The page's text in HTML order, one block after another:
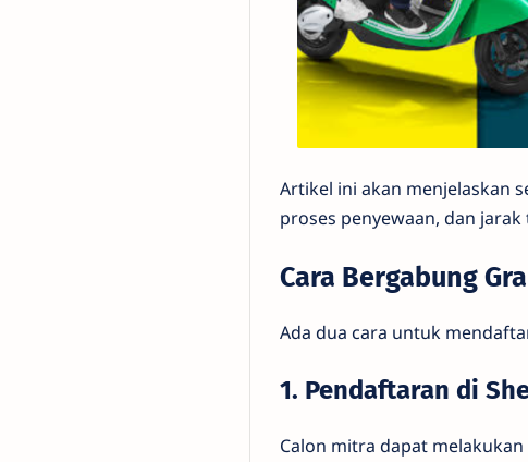
Artikel ini akan menjelaskan
proses penyewaan, dan
Cara Bergabung
Ada dua cara untuk
1. Pendaftaran di
Calon mitra dapat